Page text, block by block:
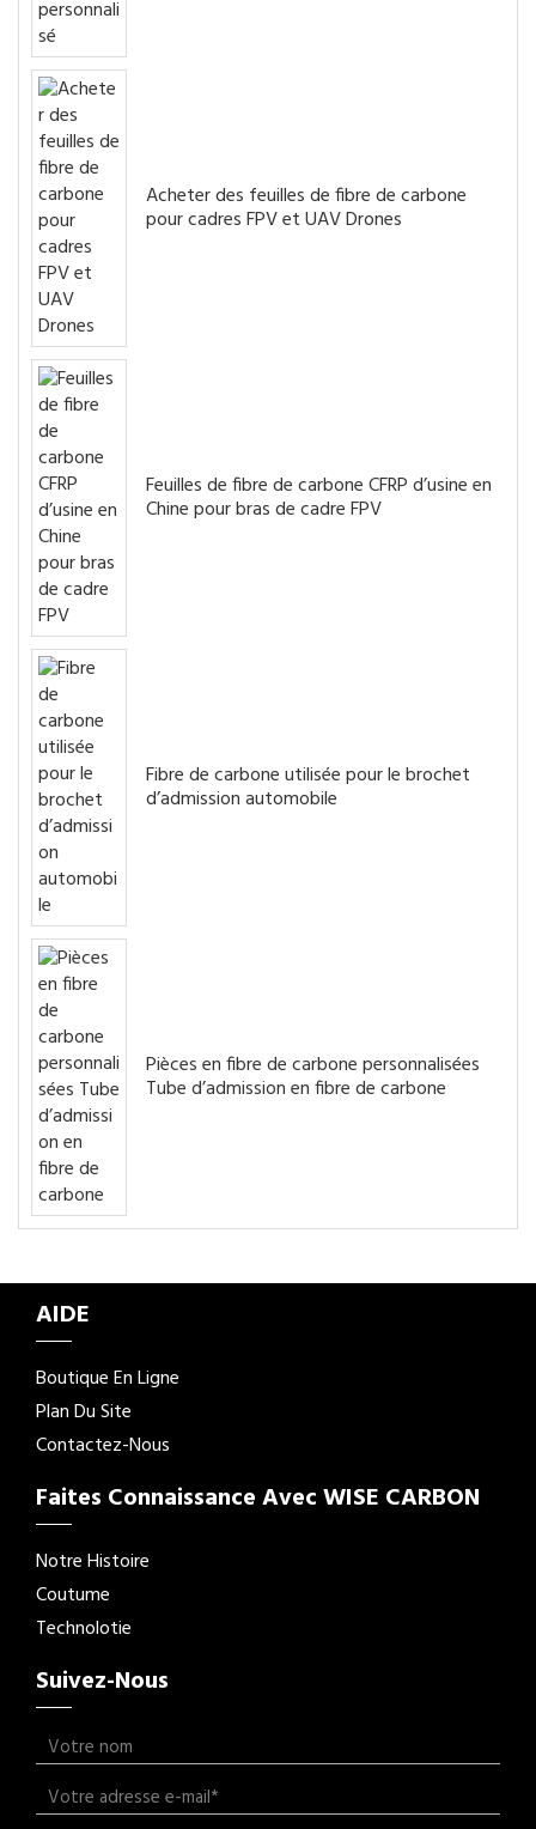
Acheter des feuilles de fibre de carbone
pour cadres FPV et UAV Drones
Feuilles de fibre de carbone CFRP d’usine en
Chine pour bras de cadre FPV
Fibre de carbone utilisée pour le brochet
d’admission automobile
Pièces en fibre de carbone personnalisées
Tube d’admission en fibre de carbone
AIDE
Boutique En Ligne
Plan Du Site
Contactez-Nous
Faites Connaissance Avec WISE CARBON
Notre Histoire
Coutume
Technolotie
Suivez-Nous